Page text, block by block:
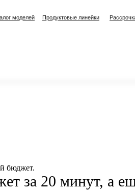
моделей Продуктовые линейки
бюджет.
за 20 минут, а